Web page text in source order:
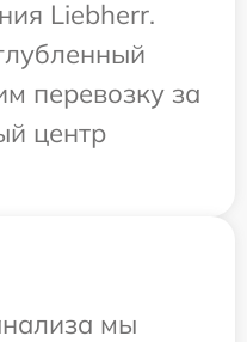
Liebherr.
перевозку за
центр
мы